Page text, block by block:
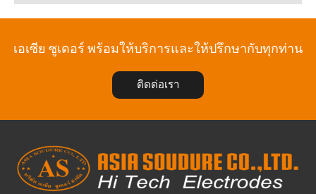
เอเซีย ซูเดอร์ พร้อมให้บริการและให้ปรึกษากับทุกท่าน
ติดต่อเรา